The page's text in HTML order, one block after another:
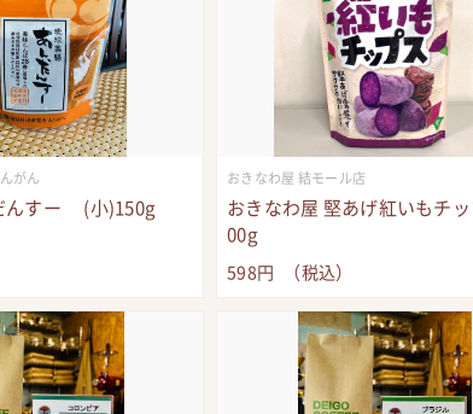
がん
んすー (小)150g
おきなわ屋 結モール店
おきなわ屋 堅あげ紅いもチ
00g
598円 （税込）